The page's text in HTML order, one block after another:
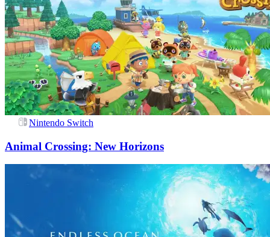
Nintendo Switch
Animal Crossing: New Horizons